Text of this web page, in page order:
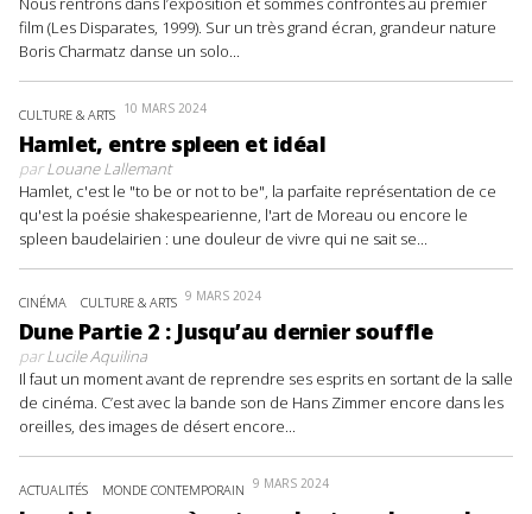
film (Les Disparates, 1999). Sur un très grand écran, grandeur nature
Boris Charmatz danse un solo...
CULTURE & ARTS 10 MARS 2024
Hamlet, entre spleen et idéal
parLouane Lallemant
Hamlet, c'est le "to be or not to be", la parfaite représentation de ce
qu'est la poésie shakespearienne, l'art de Moreau ou encore le
spleen baudelairien : une douleur de vivre qui ne sait se...
CINÉMA CULTURE & ARTS 9 MARS 2024
Dune Partie 2 : Jusqu’au dernier souffle
parLucile Aquilina
Il faut un moment avant de reprendre ses esprits en sortant de la salle
de cinéma. C’est avec la bande son de Hans Zimmer encore dans les
oreilles, des images de désert encore...
ACTUALITÉS MONDE CONTEMPORAIN 9 MARS 2024